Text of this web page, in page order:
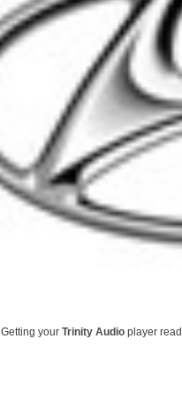
Getting yourTrinity Audio player